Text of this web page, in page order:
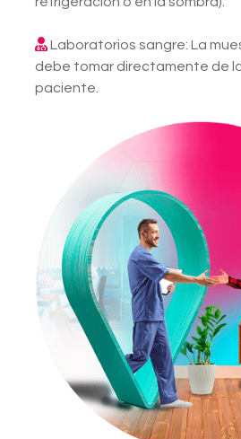
Laboratorios sangre: La
debe tomar directamente de
paciente.